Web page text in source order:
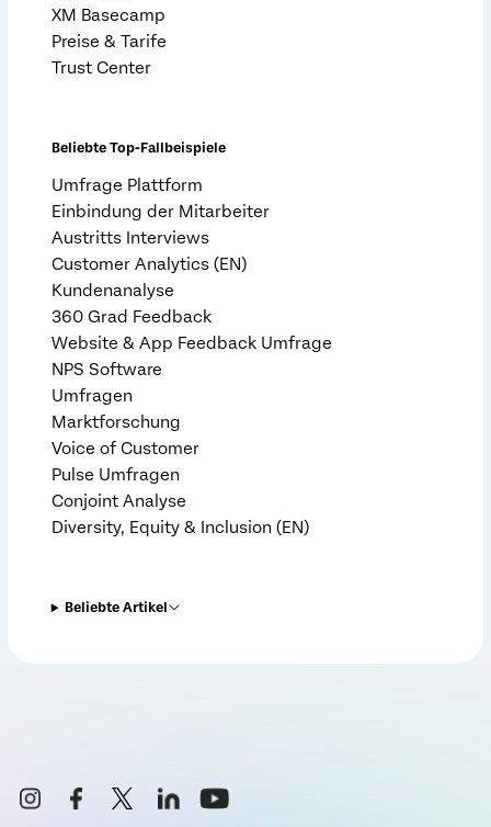
XM Basecamp
Preise & Tarife
Trust Center
Beliebte Top-Fallbeispiele
Umfrage Plattform
Einbindung der Mitarbeiter
Austritts Interviews
Customer Analytics (EN)
Kundenanalyse
360 Grad Feedback
Website & App Feedback Umfrage
NPS Software
Umfragen
Marktforschung
Voice of Customer
Pulse Umfragen
Conjoint Analyse
Diversity, Equity & Inclusion (EN)
Beliebte Artikel